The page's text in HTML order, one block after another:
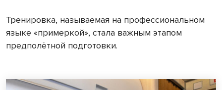
Тренировка, называемая на профессиональном
языке «примеркой», стала важным этапом
предполётной подготовки.